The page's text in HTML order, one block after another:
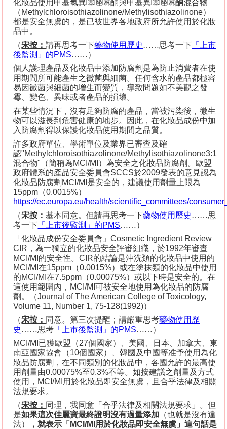
化妝品使用甲基氯異噻唑啉酮與甲基異噻唑啉酮混合物
（ Methylchloroisothiazolinone/Methylisothiazolinone）
都是安全無虞的，是已被世界各地政府所允許使用於化妝
品中。
（宋按：請再思考一下藥物使用歷史……思考一下 「上市
後監測」的PMS……）
個人護理產品及化妝品中添加防腐劑是為防止消費者在使
用期間所可能產生之黴菌與細菌。任何含水的產品都極容
易因黴菌與細菌的增生而變質，導致問題如不美觀之發
霉、變色、異味或者產品的損壞。
在某些情況下，沒有足夠防腐的產品，當被污染後，微生
物可以滋長到危害健康的地步。因此，在化妝品成份中加
入防腐劑得以保護化妝品使用期間之品質。
許多政府單位、學術單位及業界已審查及確
認"Methylchloroisothiazolinone/Methylisothiazolinone3:1
混合物" （簡稱為MCI/MI ）為安全之化妝品防腐劑。歐盟
政府體系的產品安全委員會SCCS於2009發表的意見認為
化妝品防腐劑 MCI/MI 是安全的，建議使用劑量上限為
15ppm （0.0015%）
https://ec.europa.eu/health/scientific_committees/
（宋按：基本同意。但請再思考一下藥物使用歷史……思
考一下 「上市後監測」的PMS……）
「化妝品成份安全委員會」Cosmetic Ingredient Review
CIR ，為一獨立的化妝品安全評審組織，於1992年審查
MCI/MI 的安全性。CIR的結論是沖洗類的化妝品中使用的
MCI/MI在15ppm （0.0015%）或在塗抹類的化妝品中使用
的MCI/MI在7.5ppm （0.00075%）或以下時是安全的。在
這使用範圍內， MCI/MI可被安全地使用為化妝品的防腐
劑。（Journal of The American College of Toxicology,
Volume 11, Number 1, 75-128(1992)）
（宋按： 同意。第三次提醒；請嚴重思考藥物使用歷
史……思考 「上市後監測」的PMS……）
MCI/MI 已獲歐盟（27個國家）、美國、日本、加拿大、東
南亞國家協會（10個國家）、韓國及中國等准予使用為化
妝品防腐劑，在不同類別的化妝品中，各國允許的最高使
用劑量由0.00075%至0.3%不等。如按建議之劑量及方式
使用， MCI/MI 用於化妝品即安全無虞，且合乎法律及相關
法規要求。
（宋按： 同理，我同意「合乎法律及相關法規要求」。但
是如果這次佳麗寶最終證明沒有過量添加 （也就是沒有違
法）
，就表示「 MCI/MI 用於化妝品即安全無虞」這句話是